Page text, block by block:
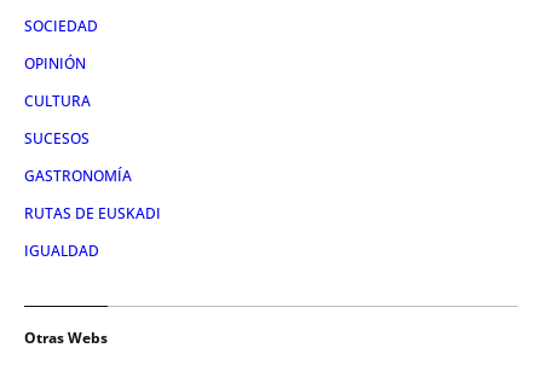
SOCIEDAD
OPINIÓN
CULTURA
SUCESOS
GASTRONOMÍA
RUTAS DE EUSKADI
IGUALDAD
Otras Webs